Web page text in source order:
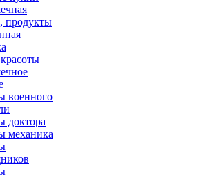
продукты
военного
доктора
механика